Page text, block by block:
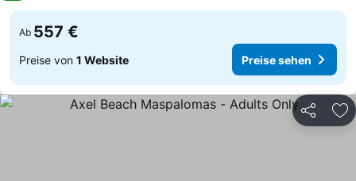
Ab 557 €
Preise von 1 Website Preise sehen
Teilen